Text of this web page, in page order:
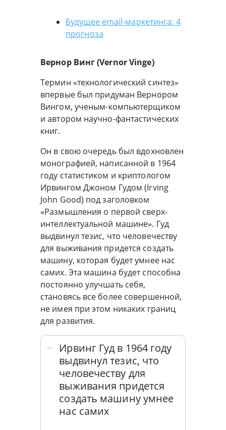
Будущее email-маркетинга: 4
прогноза
Вернор Винг (Vernor Vinge)
Термин «технологический синтез»
впервые был придуман Вернором
Вингом, ученым-компьютерщиком
и автором научно-фантастических
книг.
Он в свою очередь был вдохновлен
монографией, написанной в 1964
году статистиком и криптологом
Ирвингом Джоном Гудом (Irving
John Good) под заголовком
«Размышления о первой сверх-
интеллектуальной машине». Гуд
выдвинул тезис, что человечеству
для выживания придется создать
машину, которая будет умнее нас
самих. Эта машина будет способна
постоянно улучшать себя,
становясь все более совершенной,
не имея при этом никаких границ
для развития.
Ирвинг Гуд в 1964 году
выдвинул тезис, что
человечеству для
выживания придется
создать машину умнее
нас самих